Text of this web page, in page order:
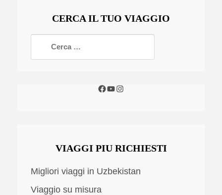
CERCA IL TUO VIAGGIO
VIAGGI PIU RICHIESTI
Migliori viaggi in Uzbekistan
Viaggio su misura